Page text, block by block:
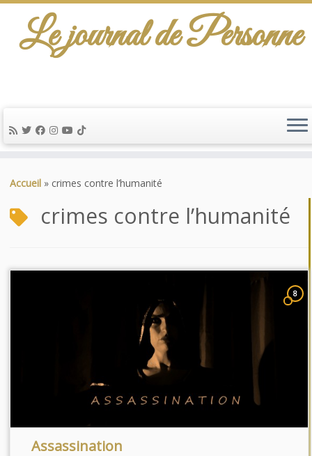
au
Le journal de Personne
Accueil » crimes contre l’humanité
crimes contre l’humanité
8
Assassination